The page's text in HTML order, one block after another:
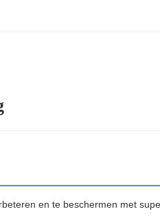
en te beschermen met